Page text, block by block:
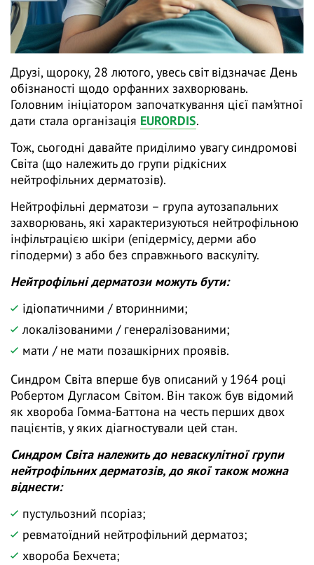
Друзі, щороку, 28 лютого, увесь світ відзначає День
обізнаності щодо орфанних захворювань.
Головним ініціатором започаткування цієї пам’ятної
дати стала організація EURORDIS.
Тож, сьогодні давайте приділимо увагу синдромові
Світа (що належить до групи рідкісних
нейтрофільних дерматозів).
Нейтрофільні дерматози – група аутозапальних
захворювань, які характеризуються нейтрофільною
інфільтрацією шкіри (епідермісу, дерми або
гіподерми) з або без справжнього васкуліту.
Нейтрофільні дерматози можуть бути:
ідіопатичними / вторинними;
локалізованими / генералізованими;
мати / не мати позашкірних проявів.
Синдром Світа вперше був описаний у 1964 році
Робертом Дугласом Світом. Він також був відомий
як хвороба Гомма-Баттона на честь перших двох
пацієнтів, у яких діагностували цей стан.
Синдром Світа належить до неваскулітної групи
нейтрофільних дерматозів, до якої також можна
віднести:
пустульозний псоріаз;
ревматоїдний нейтрофільний дерматоз;
хвороба Бехчета;